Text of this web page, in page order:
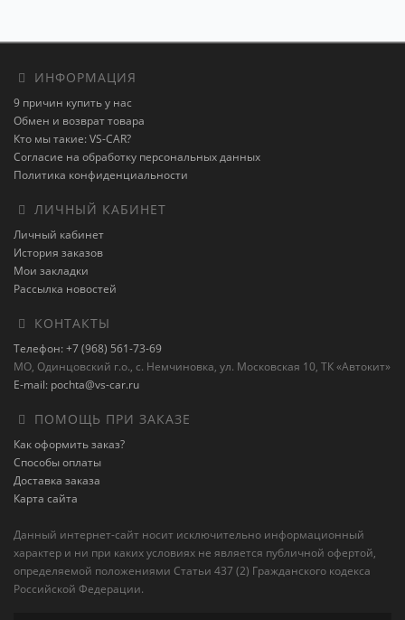
ИНФОРМАЦИЯ
9 причин купить у нас
Обмен и возврат товара
Кто мы такие: VS-CAR?
Согласие на обработку персональных данных
Политика конфиденциальности
ЛИЧНЫЙ КАБИНЕТ
Личный кабинет
История заказов
Мои закладки
Рассылка новостей
КОНТАКТЫ
Телефон: +7 (968) 561-73-69
МО, Одинцовский г.о., с. Немчиновка, ул. Московская 10, ТК «Автокит»
E-mail: pochta@vs-car.ru
ПОМОЩЬ ПРИ ЗАКАЗЕ
Как оформить заказ?
Способы оплаты
Доставка заказа
Карта сайта
Данный интернет-сайт носит исключительно информационный
характер и ни при каких условиях не является публичной офертой,
определяемой положениями Статьи 437 (2) Гражданского кодекса
Российской Федерации.